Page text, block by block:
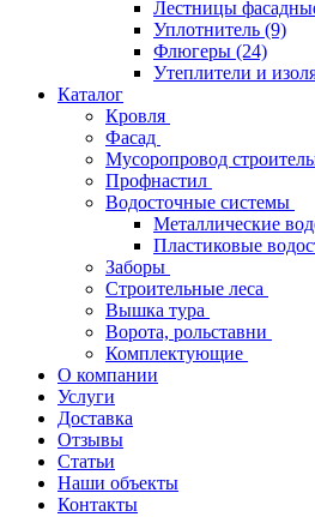
Лестницы
Уплотнитель (9)
Флюгеры (24)
Утеплители и
Каталог
Кровля
Фасад
Мусоропровод
Профнастил
Водосточные системы
Металлические
Пластиковые
Заборы
Строительные леса
Вышка тура
Ворота, рольставни
Комплектующие
О компании
Услуги
Доставка
Отзывы
Статьи
Наши объекты
Контакты